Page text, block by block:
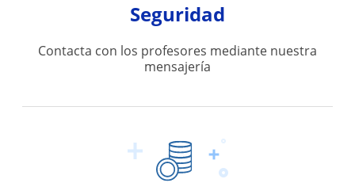
Seguridad
Contacta con los profesores mediante nuestra
mensajería